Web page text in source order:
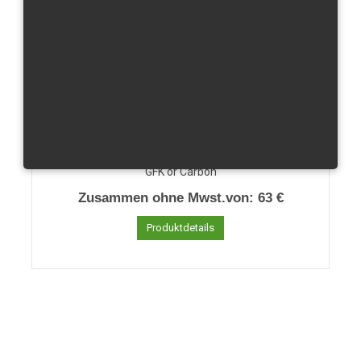
GFK or Carbon
Zusammen ohne Mwst.von: 63 €
Produktdetails